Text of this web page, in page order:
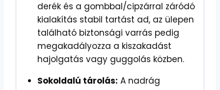
derék és a gombbal/cipzárral záródó
kialakítás stabil tartást ad, az ülepen
található biztonsági varrás pedig
megakadályozza a kiszakadást
hajolgatás vagy guggolás közben.
Sokoldalú tárolás: A nadrág